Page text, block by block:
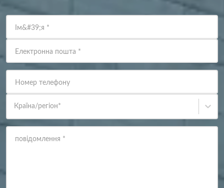
Ім&#39;я *
Електронна пошта *
Номер телефону
Країна/регіон*
повідомлення *